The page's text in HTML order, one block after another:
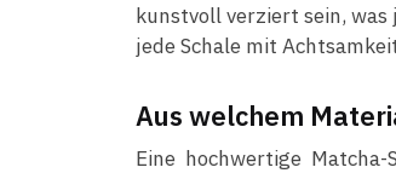
kunstvoll verziert sein,
jede Schale mit
Aus welchem
Eine hochwertige